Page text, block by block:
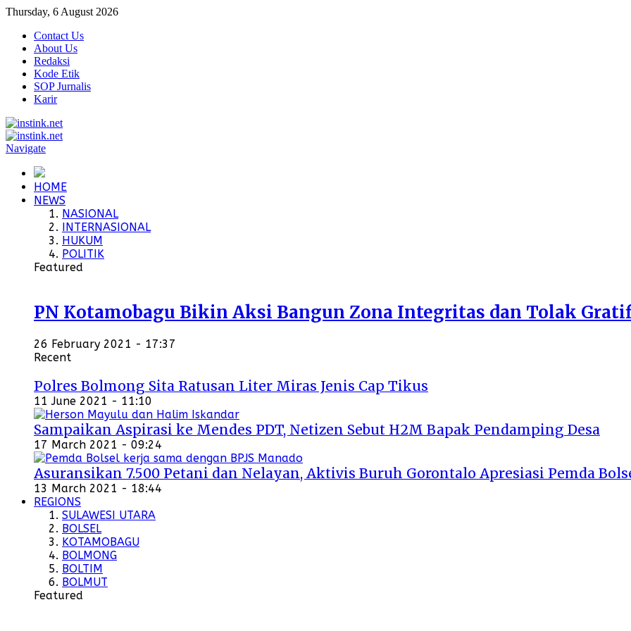
Thursday, 6 August 2026
Contact Us
About Us
Redaksi
Kode Etik
SOP Jurnalis
Karir
Navigate
HOME
NEWS
NASIONAL
INTERNASIONAL
HUKUM
POLITIK
Featured
PN Kotamobagu Bikin Aksi Bangun Zona Integritas dan Tolak
26 February 2021 - 17:37
Recent
Polres Bolmong Sita Ratusan Liter Miras Jenis Cap Tikus
11 June 2021 - 11:10
Sampaikan Aspirasi ke Mendes PDT, Netizen Sebut H2M Bapak Pendamping Desa
17 March 2021 - 09:24
Asuransikan 7.500 Petani dan Nelayan, Aktivis Buruh Gorontalo Apresiasi Pemda
13 March 2021 - 18:44
REGIONS
SULAWESI UTARA
BOLSEL
KOTAMOBAGU
BOLMONG
BOLTIM
BOLMUT
Featured